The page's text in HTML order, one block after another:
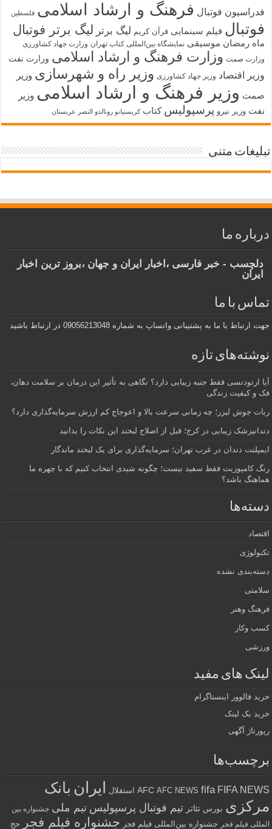
فدراسیون فوتبال فرهنگ و ارشاد اسلامی فلسطین
فوتبال فیلم سینمایی قرآن کریم لیگ برتر لیگ برتر فوتبال
ماه رمضان موسیقی نمایشگاه بین‌المللی کتاب تهران وزارت جهاد کشاورزی
وزارت صمت وزارت فرهنگ و ارشاد اسلامی وزارت نفت
وزیر اقتصاد وزیر جهاد کشاورزی وزیر راه و شهرسازی وزیر
صمت وزیر فرهنگ و ارشاد اسلامی وزیر
نفت وزیر نیرو پرسپولیس کتاب کریستیانو رونالدو النصر عربستان
تبلیغات متنی
درباره ما
دلچسب - خبر فارسی ،اخبار ایران و جهان ،بروز ترین اخبار
ایران
تماس با ما
جهت ارتباط با ما به پشتیبانی واتساپ به شماره 09056213048 در ارتباط باشید
نوشته‌های تازه
آیا ارتودنسی فقط جنبه زیبایی دارد؟ نگاهی به تأثیر این درمان بر سلامت دهان،
فک و کیفیت زندگی
ربات جوش لیزر؛ چه زمانی سرعت بالا و اعوجاج کم ارزش سرمایه‌گذاری دارد؟
دندانپزشک زیبایی در کرج؛ قبل از اصلاح لبخند این نکات را بدانید
ایمپلنت دندان در غرب تهران؛ سرمایه‌گذاری برای یک لبخند ماندگار
رنگ کامپوزیت فقط سفید نیست؛ چگونه شیدی انتخاب کنیم که با چهره ما
هماهنگ باشد؟
دسته‌ها
اقتصاد
تکنولوژی
دسته‌بندی نشده
سلامتی
فرهنگ وهنر
کسب وکار
ورزشی
لینک های مفید
خرید فالوور اینستاگرام
خرید بک لینک
رپورتاژ آگهی
برچسب‌ها
AFC AFC NEWS fifa FIFA NEWS استقلال ایران بانک
مرکزی بورس تئاتر تیم فوتبال پرسپولیس تیم ملی جشنواره بین
المللی فیلم فجر جشنواره بین‌المللی فیلم فجر جشنواره فیلم فجر حج